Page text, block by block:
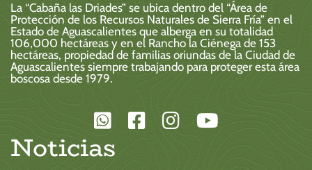
La “Cabaña las Driades” se ubica dentro del “Área de
Protección de los Recursos Naturales de Sierra Fría” en el
Estado de Aguascalientes que alberga en su totalidad
106,000 hectáreas y en el Rancho la Ciénega de 153
hectáreas, propiedad de familias oriundas de la Ciudad de
Aguascalientes siempre trabajando para proteger esta área
boscosa desde 1979.
Noticias